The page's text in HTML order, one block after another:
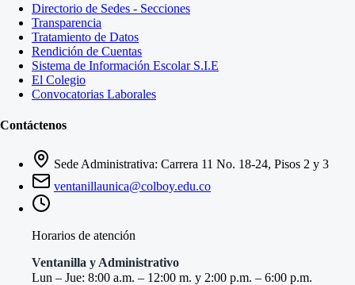
Directorio de Sedes - Secciones
Transparencia
Tratamiento de Datos
Rendición de Cuentas
Sistema de Información Escolar S.I.E
El Colegio
Convocatorias Laborales
Contáctenos
Sede Administrativa: Carrera 11 No. 18-24, Pisos 2 y 3
ventanillaunica@colboy.edu.co
Horarios de atención
Ventanilla y Administrativo
Lun – Jue: 8:00 a.m. – 12:00 m. y 2:00 p.m. – 6:00 p.m.